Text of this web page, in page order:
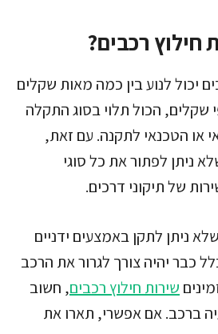
חילוץ רכבים?
יכול לנוע בין כמה מאות שקלים
שקלים, הכול תלוי בסוג התקלה
או הטכנאי לתקנה. עם זאת,
ניתן לפתור את כל סוגי
של תיקוני דרכים.
ניתן לתקן באמצעים ידניים
כבר יהיה צורך לגרור את הרכב
שירות חילוץ רכבים, חשוב
ברכב. אם אפשרי, תארו את